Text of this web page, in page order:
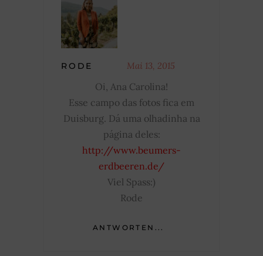
RODE Mai 13, 2015
Oi, Ana Carolina!
Esse campo das fotos fica em
Duisburg. Dá uma olhadinha na
página deles:
http://www.beumers-
erdbeeren.de/
Viel Spass:)
Rode
ANTWORTEN...